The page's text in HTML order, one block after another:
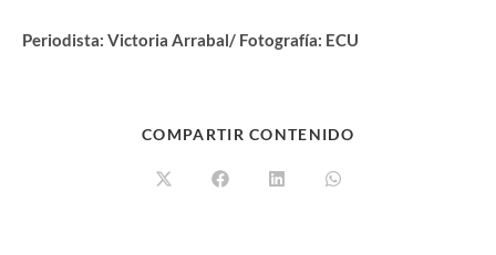
Periodista: Victoria Arrabal/ Fotografía: ECU
COMPARTIR CONTENIDO